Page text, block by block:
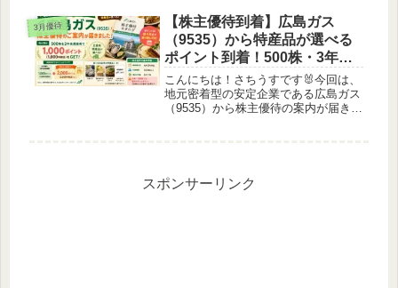
3月優待
【株主優待到着】広島ガス
（9535）から特産品が選べる
ポイント到着！500株・3年未
満保有の優待内容✨
こんにちは！さちうすです🐰今回は、
地元密着型の安定企業である広島ガス
（9535）から株主優待の案内が届きま
スポンサーリンク